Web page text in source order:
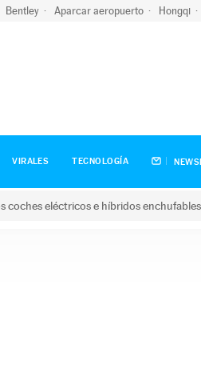
Bentley Aparcar aeropuerto Hongqi
VIRALES TECNOLOGÍA
eléctricos e híbridos